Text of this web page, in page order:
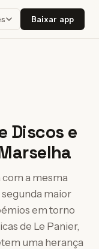
Baixar app
Discos e
com a mesma
maior
em torno
de Le Panier,
uma herança